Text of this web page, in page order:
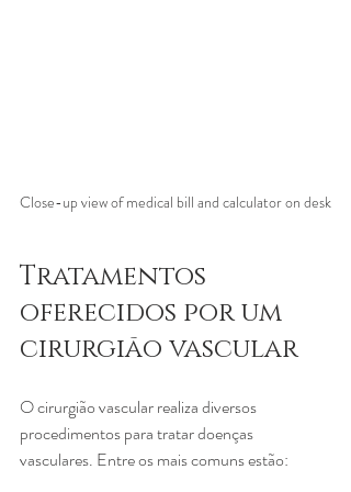
Close-up view of medical bill and calculator on desk
Tratamentos
oferecidos por um
cirurgião vascular
O cirurgião vascular realiza diversos
procedimentos para tratar doenças
vasculares. Entre os mais comuns estão: